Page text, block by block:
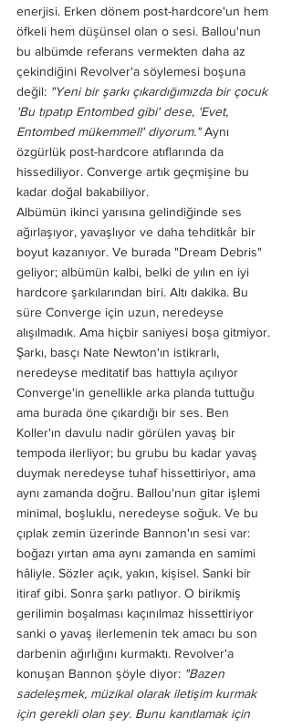
enerjisi. Erken dönem post-hardcore'un hem
öfkeli hem düşünsel olan o sesi. Ballou'nun
bu albümde referans vermekten daha az
çekindiğini Revolver'a söylemesi boşuna
değil: "Yeni bir şarkı çıkardığımızda bir çocuk
'Bu tıpatıp Entombed gibi' dese, 'Evet,
Entombed mükemmel!' diyorum." Aynı
özgürlük post-hardcore atıflarında da
hissediliyor. Converge artık geçmişine bu
kadar doğal bakabiliyor.
Albümün ikinci yarısına gelindiğinde ses
ağırlaşıyor, yavaşlıyor ve daha tehditkâr bir
boyut kazanıyor. Ve burada "Dream Debris"
geliyor; albümün kalbi, belki de yılın en iyi
hardcore şarkılarından biri. Altı dakika. Bu
süre Converge için uzun, neredeyse
alışılmadık. Ama hiçbir saniyesi boşa gitmiyor.
Şarkı, basçı Nate Newton'ın istikrarlı,
neredeyse meditatif bas hattıyla açılıyor
Converge'in genellikle arka planda tuttuğu
ama burada öne çıkardığı bir ses. Ben
Koller'ın davulu nadir görülen yavaş bir
tempoda ilerliyor; bu grubu bu kadar yavaş
duymak neredeyse tuhaf hissettiriyor, ama
aynı zamanda doğru. Ballou'nun gitar işlemi
minimal, boşluklu, neredeyse soğuk. Ve bu
çıplak zemin üzerinde Bannon'ın sesi var:
boğazı yırtan ama aynı zamanda en samimi
hâliyle. Sözler açık, yakın, kişisel. Sanki bir
itiraf gibi. Sonra şarkı patlıyor. O birikmiş
gerilimin boşalması kaçınılmaz hissettiriyor
sanki o yavaş ilerlemenin tek amacı bu son
darbenin ağırlığını kurmaktı. Revolver'a
konuşan Bannon şöyle diyor: "Bazen
sadeleşmek, müzikal olarak iletişim kurmak
için gerekli olan şey. Bunu kanıtlamak için